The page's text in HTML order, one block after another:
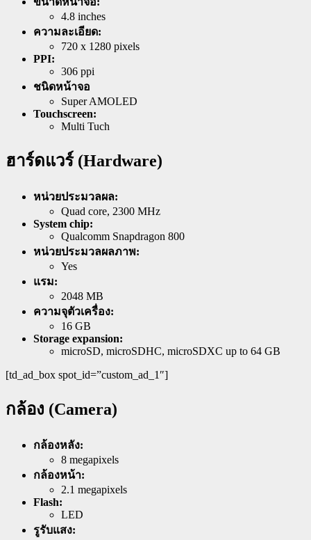
4.8 inches
ความละเอียด:
720 x 1280 pixels
PPI:
306 ppi
ชนิดหน้าจอ
Super AMOLED
Touchscreen:
Multi Tuch
ฮาร์ดแวร์ (Hardware)
หน่วยประมวลผล:
Quad core, 2300 MHz
System chip:
Qualcomm Snapdragon 800
หน่วยประมวลผลภาพ:
Yes
แรม:
2048 MB
ความจุตัวเครื่อง:
16 GB
Storage expansion:
microSD, microSDHC, microSDXC up to 64 GB
[td_ad_box spot_id=”custom_ad_1″]
กล้อง (Camera)
กล้องหลัง:
8 megapixels
กล้องหน้า:
2.1 megapixels
Flash:
LED
รูรับแสง: